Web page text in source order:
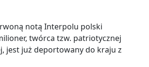
notą Interpolu polski
twórca tzw. patriotycznej
jest już deportowany do kraju z